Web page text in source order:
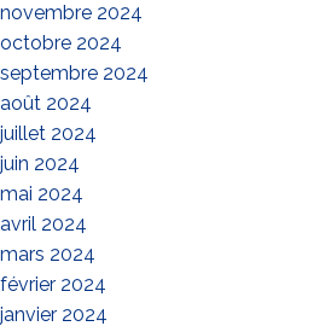
novembre 2024
octobre 2024
septembre 2024
août 2024
juillet 2024
juin 2024
mai 2024
avril 2024
mars 2024
février 2024
janvier 2024